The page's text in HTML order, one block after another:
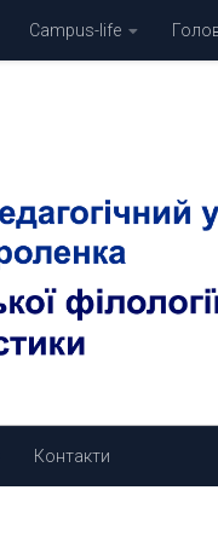
Campus-life
Контакти